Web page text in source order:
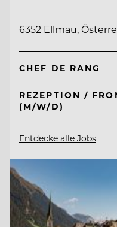
6352 Ellmau,
CHEF DE RANG
REZEPTION /
(M/W/D)
Entdecke alle Jobs